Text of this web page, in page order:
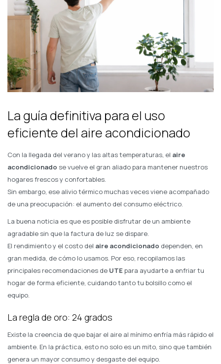
La guía definitiva para el uso
eficiente del aire acondicionado
Con la llegada del verano y las altas temperaturas, el aire
acondicionado se vuelve el gran aliado para mantener nuestros
hogares frescos y confortables.
Sin embargo, ese alivio térmico muchas veces viene acompañado
de una preocupación: el aumento del consumo eléctrico.
La buena noticia es que es posible disfrutar de un ambiente
agradable sin que la factura de luz se dispare.
El rendimiento y el costo del aire acondicionado dependen, en
gran medida, de cómo lo usamos. Por eso, recopilamos las
principales recomendaciones de UTEpara ayudarte a enfriar tu
hogar de forma eficiente, cuidando tanto tu bolsillo como el
equipo.
La regla de oro: 24 grados
Existe la creencia de que bajar el aire al mínimo enfría más rápido el
ambiente. En la práctica, esto no solo es un mito, sino que también
genera un mayor consumo y desgaste del equipo.